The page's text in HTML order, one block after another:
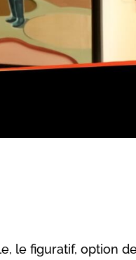
le figuratif, option